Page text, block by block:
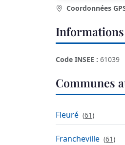
Coordonnées
Code INSEE : 61039
Communes
Fleuré (61)
Francheville (61)